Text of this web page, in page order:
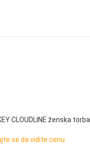
CLOUDLINE ženska torba
se da vidite cenu